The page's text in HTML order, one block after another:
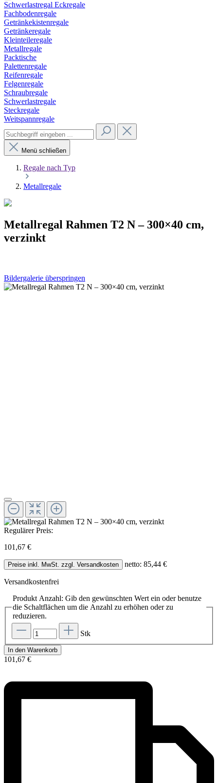
Schwerlastregal Eckregale
Fachbodenregale
Getränkekistenregale
Getränkeregale
Kleinteileregale
Metallregale
Packtische
Palettenregale
Reifenregale
Felgenregale
Schraubregale
Schwerlastregale
Steckregale
Weitspannregale
Menü schließen
Regale nach Typ
Metallregale
Metallregal Rahmen T2 N – 300×40 cm,
verzinkt
Bildergalerie überspringen
Regulärer Preis:
101,67 €
Preise inkl. MwSt. zzgl. Versandkosten netto: 85,44 €
Versandkostenfrei
Produkt Anzahl: Gib den gewünschten Wert ein oder benutze
die Schaltflächen um die Anzahl zu erhöhen oder zu
reduzieren.
Stk
In den Warenkorb
101,67 €